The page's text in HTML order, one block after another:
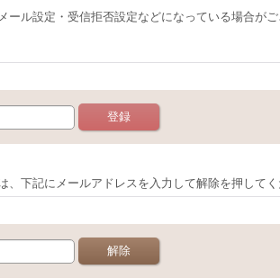
ル設定・受信拒否設定などになっている場合がご
下記にメールアドレスを入力して解除を押してく